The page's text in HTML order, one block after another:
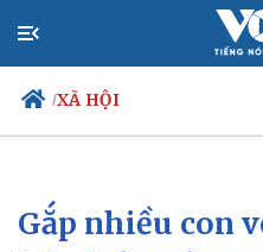
/XÃ HỘI
Chính trị
Gắp nhiều con